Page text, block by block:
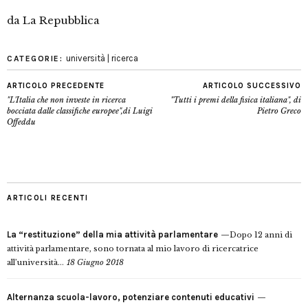
da La Repubblica
CATEGORIE: università | ricerca
ARTICOLO PRECEDENTE
"L'Italia che non investe in ricerca
bocciata dalle classifiche europee",di Luigi
Offeddu
ARTICOLO SUCCESSIVO
"Tutti i premi della fisica italiana", di
Pietro Greco
ARTICOLI RECENTI
La “restituzione” della mia attività parlamentare
Dopo 12 anni di
attività parlamentare, sono tornata al mio lavoro di ricercatrice
all’università... 18 Giugno 2018
Alternanza scuola-lavoro, potenziare contenuti educativi